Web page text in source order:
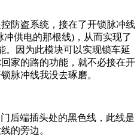
盗系统，接在了开锁脉冲线
冲供电的那根线)，从而实现了
。因为此模块可以实现锁车延
家的路的功能，就不必接在开
脉冲线我没去琢磨。
端插头处的黑色线，此线是
的旁边。